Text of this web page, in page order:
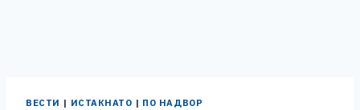
ВЕСТИ | ИСТАКНАТО | ПО НАДВОР